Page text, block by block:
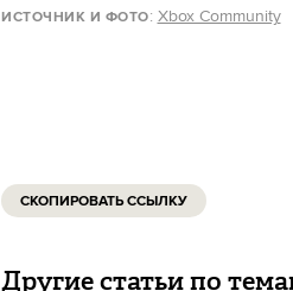
ИСТОЧНИК И ФОТО: Xbox Community
СКОПИРОВАТЬ ССЫЛКУ
Другие статьи по